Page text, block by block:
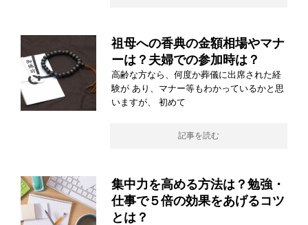
祖母への香典の金額相場やマナ
ーは？夫婦での参加時は？
高齢な方なら、何度か葬儀に出席された経
験が あり、マナー等もわかっているかと思
いますが、 初めて
記事を読む
集中力を高める方法は？勉強・
仕事で５倍の効果をあげるコツ
とは？